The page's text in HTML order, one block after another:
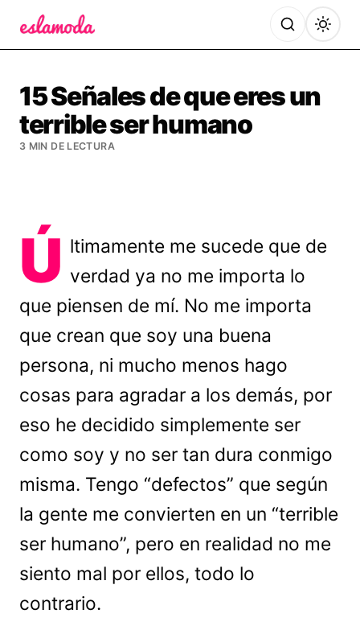
15 Señales de que eres un
terrible ser humano
3 MIN DE LECTURA
Ú ltimamente me sucede que de
verdad ya no me importa lo
que piensen de mí. No me importa
que crean que soy una buena
persona, ni mucho menos hago
cosas para agradar a los demás, por
eso he decidido simplemente ser
como soy y no ser tan dura conmigo
misma. Tengo “defectos” que según
la gente me convierten en un “terrible
ser humano”, pero en realidad no me
siento mal por ellos, todo lo
contrario.